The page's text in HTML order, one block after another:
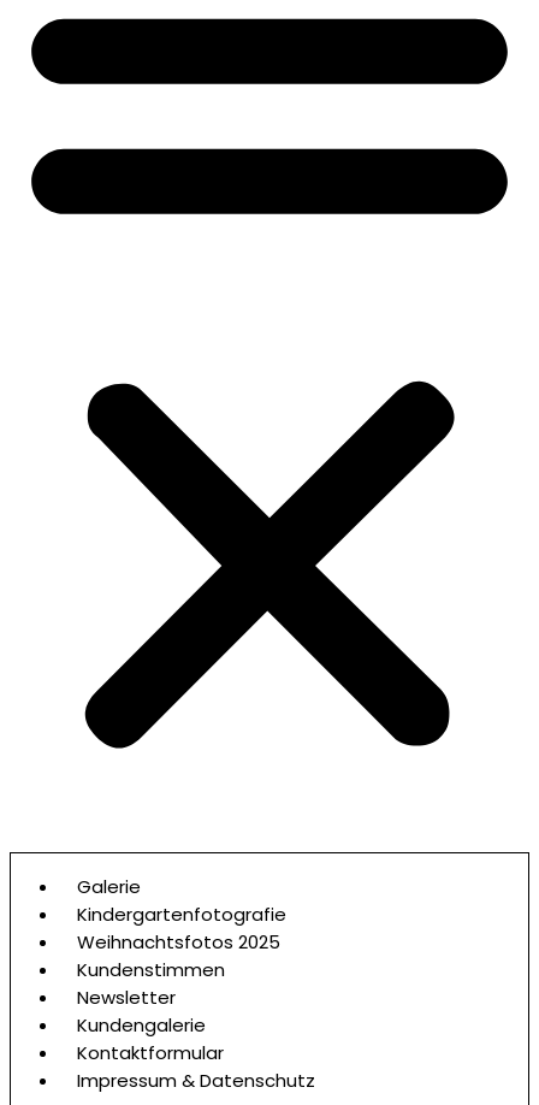
Galerie
Kindergartenfotografie
Weihnachtsfotos 2025
Kundenstimmen
Newsletter
Kundengalerie
Kontaktformular
Impressum & Datenschutz